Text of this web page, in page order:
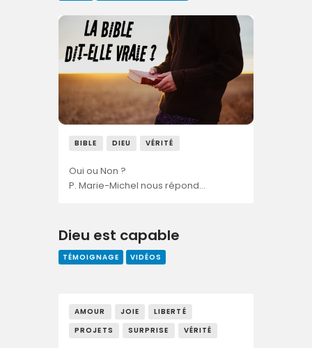
BIBLE DIEU VÉRITÉ
Oui ou Non ?
P. Marie-Michel nous répond…
Dieu est capable
TÉMOIGNAGE VIDÉOS
AMOUR JOIE
LIBERTÉ
PROJETS
SURPRISE VÉRITÉ